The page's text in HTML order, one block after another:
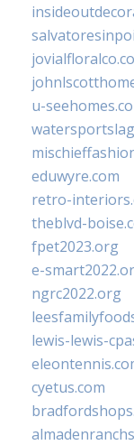
u-
eduwyre.com
retro-
theblvd-
fpet2023.org
e-
ngrc2022.org
lewis-lewis-
cyetus.com